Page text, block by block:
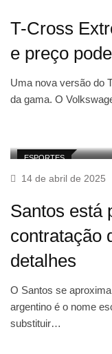
T-Cross
e preço
Uma nova versão do
da gama. O
ESPORTES
14 de abril de 2025
Santos está
contratação
detalhes
O Santos se
argentino é o nome
substituir…